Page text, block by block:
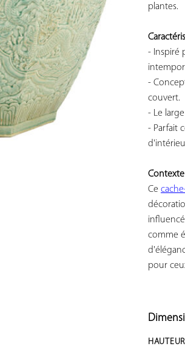
plantes.
- Inspiré
-
couvert.
- Le
- Parfait
Ce
comme
pour
HAUTEUR